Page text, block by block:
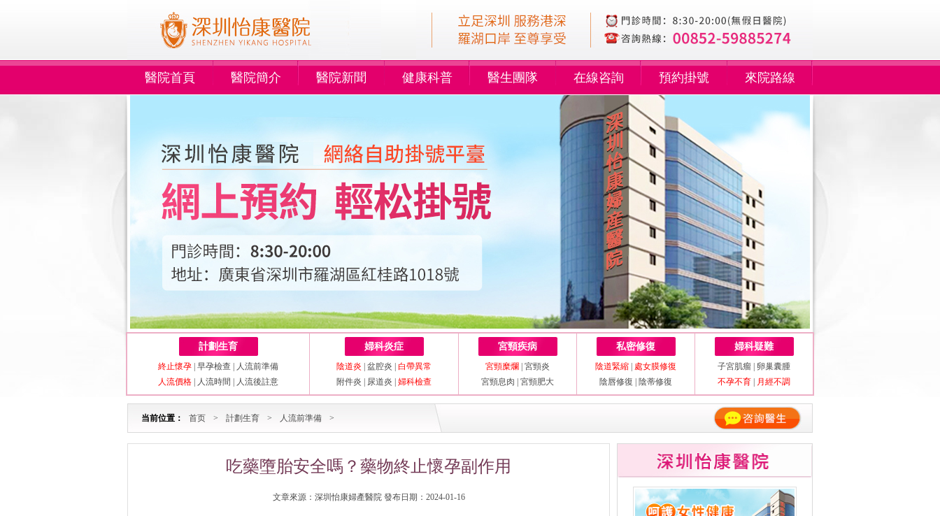
醫院首頁 醫院簡介 醫院新聞 健康科普 醫生團隊 在線咨詢 預約掛號 來院路線
計劃生育
終止懷孕 早孕檢查
人流前準備
人流價格
人流時間 人流後註意
婦科炎症
陰道炎 盆腔炎
白帶異常
附件炎
尿道炎 婦科檢查
宮頸疾病
宮頸糜爛
宮頸炎
宮頸息肉
宮頸肥大
私密修復
陰道緊縮
處女膜修復
陰唇修復
陰蒂修復
婦科疑難
子宮肌瘤
卵巢囊腫
不孕不育
月經不調
当前位置： 首页 > 計劃生育 > 人流前準備 >
吃藥墮胎安全嗎？藥物終止懷孕副作用
文章來源：深圳怡康婦產醫院 發布日期：2024-01-16